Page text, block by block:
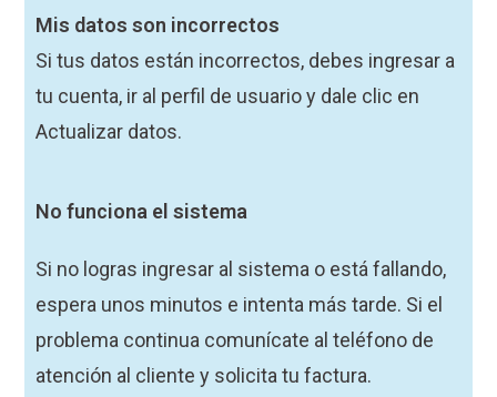
Mis datos son incorrectos
Si tus datos están incorrectos, debes ingresar a
tu cuenta, ir al perfil de usuario y dale clic en
Actualizar datos.
No funciona el sistema
Si no logras ingresar al sistema o está fallando,
espera unos minutos e intenta más tarde. Si el
problema continua comunícate al teléfono de
atención al cliente y solicita tu factura.